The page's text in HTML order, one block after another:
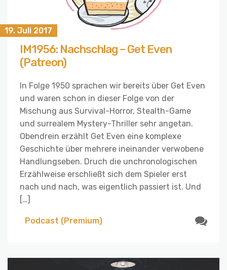
19. Juli 2017
IM1956: Nachschlag – Get Even
(Patreon)
In Folge 1950 sprachen wir bereits über Get Even
und waren schon in dieser Folge von der
Mischung aus Survival-Horror, Stealth-Game
und surrealem Mystery-Thriller sehr angetan.
Obendrein erzählt Get Even eine komplexe
Geschichte über mehrere ineinander verwobene
Handlungseben. Druch die unchronologischen
Erzählweise erschließt sich dem Spieler erst
nach und nach, was eigentlich passiert ist. Und
[…]
Podcast (Premium)